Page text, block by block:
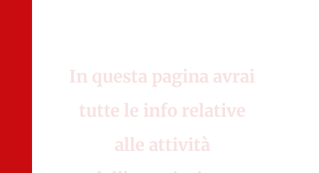
In questa pagina avrai
tutte le info relative
alle attività